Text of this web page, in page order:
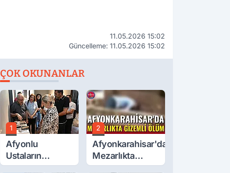
11.05.2026 15:02
Güncelleme: 11.05.2026 15:02
ÇOK OKUNANLAR
1
Afyonlu
Ustaların
Eserleri
2
Afyonkarahisar'da
Mezarlıkta
Gizemli Ölüm